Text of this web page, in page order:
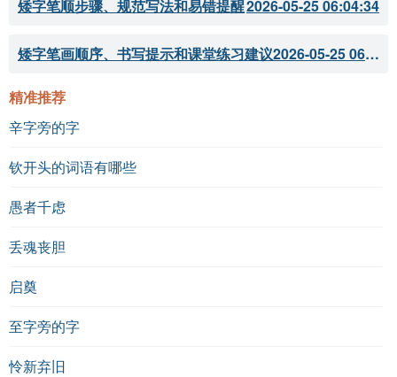
矮字笔顺步骤、规范写法和易错提醒2026-05-25 06:04:34
矮字笔画顺序、书写提示和课堂练习建议 2026-05-25 06:04:33
精准推荐
辛字旁的字
钦开头的词语有哪些
愚者千虑
丢魂丧胆
启奠
至字旁的字
怜新弃旧